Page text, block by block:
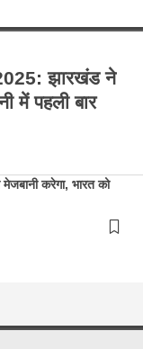
झारखंड ने
में पहली बार
करेगा, भारत को